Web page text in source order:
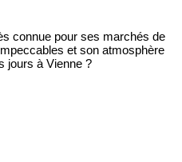
connue pour ses marchés de
et son atmosphère
jours à Vienne ?